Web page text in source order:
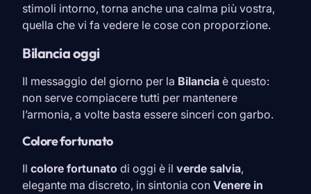
stimoli intorno, torna anche una calma più vostra,
quella che vi fa vedere le cose con proporzione.
Bilancia oggi
Il messaggio del giorno per la Bilancia è questo:
non serve compiacere tutti per mantenere
l’armonia, a volte basta essere sinceri con garbo.
Colore fortunato
Il colore fortunato di oggi è il verde salvia,
elegante ma discreto, in sintonia con Venere in